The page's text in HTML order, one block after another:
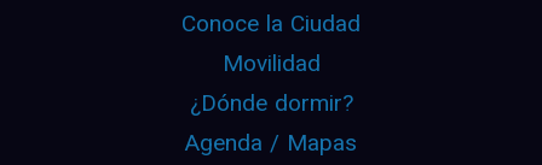
Conoce la Ciudad
Movilidad
¿Dónde dormir?
Agenda / Mapas